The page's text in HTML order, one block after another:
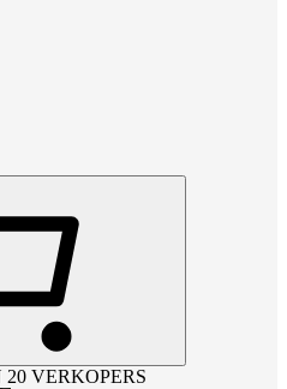
VERKOPERS